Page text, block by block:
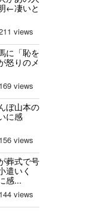
←凄いと
views
に「恥を
怒りのメ
169 views
ぼ山本の
に感
156 views
葬式で号
遣いく
感...
144 views